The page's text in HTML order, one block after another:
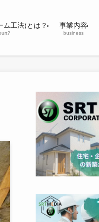
ム工法)とは？ 事業内容
business